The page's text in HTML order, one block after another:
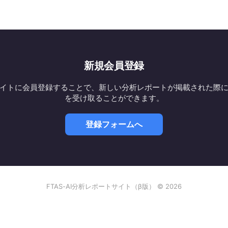
新規会員登録
トに会員登録することで、新しい分析レポートが掲載された際
を受け取ることができます。
登録フォームへ
FTAS-AI分析レポートサイト（β版） © 2026